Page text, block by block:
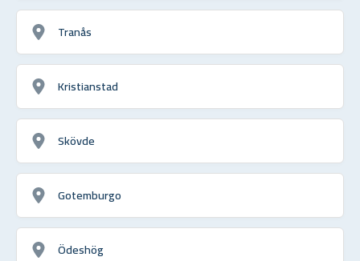
Tranås
Kristianstad
Skövde
Gotemburgo
Ödeshög